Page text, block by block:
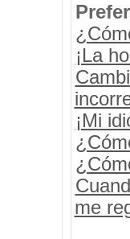
¡La
¡Mi
me